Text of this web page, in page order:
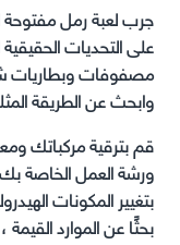
جرب لعبة رمل مفتوحة
على التحديات
مصفوفات وبطاريات
وابحث عن الطريقة
قم بترقية مركباتك
ورشة العمل الخاصة
بتغيير المكونات
بحثًا عن الموارد